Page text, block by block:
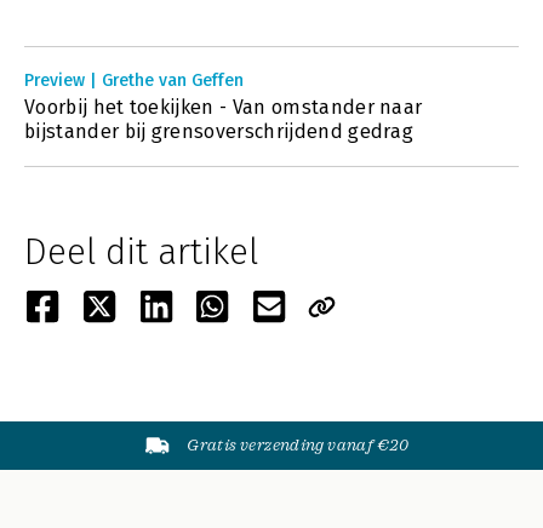
Preview | Grethe van Geffen
Voorbij het toekijken - Van omstander naar
bijstander bij grensoverschrijdend gedrag
Deel dit artikel
Gratis verzending vanaf €20